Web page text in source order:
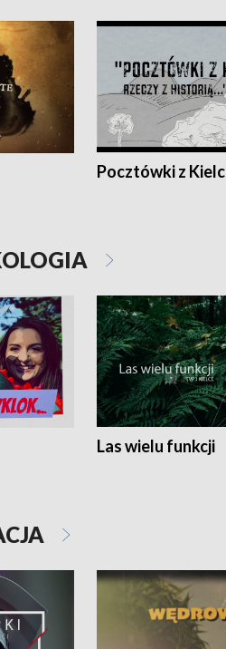
Pocztówki z Kielc
Las wielu funkcji